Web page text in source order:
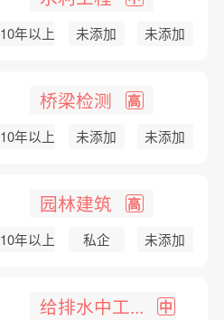
10年以上 未添加 未添加
桥梁检测 高
10年以上 未添加 未添加
园林建筑 高
10年以上 私企 未添加
给排水中工... 中